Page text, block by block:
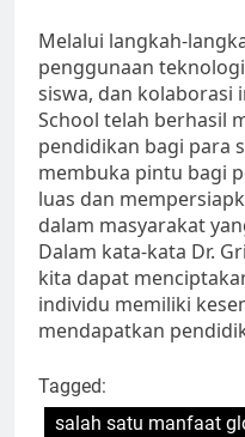
Melalui langkah-
penggunaan
siswa, dan kolaborasi
School telah berhasil
pendidikan bagi para
membuka pintu bagi
luas dan
dalam masyarakat
Dalam kata-kata Dr.
kita dapat
individu memiliki
mendapatkan
Tagged:
salah satu manfaat